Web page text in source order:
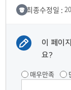
최종수정일 :
이 페이
요?
매우만족